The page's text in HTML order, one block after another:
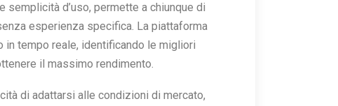
d’uso, permette a chiunque di
esperienza specifica. La piattaforma
tempo reale, identificando le migliori
il massimo rendimento.
di adattarsi alle condizioni di mercato,